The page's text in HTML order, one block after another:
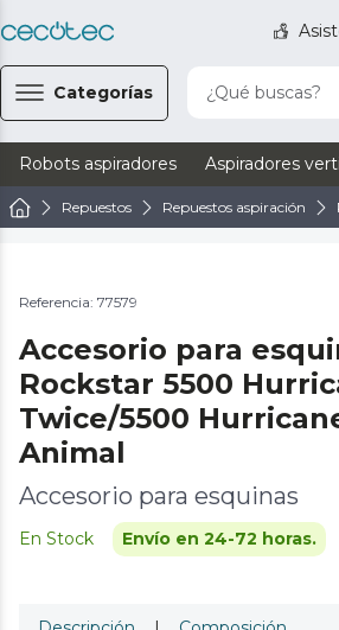
Categorías ¿Qué buscas?
Robots aspiradores Aspiradores
Repuestos Repuestos aspiración
Referencia: 77579
Accesorio para
Rockstar 5500
Twice/5500
Animal
Accesorio para esquinas
En Stock Envío en 24-72 horas.